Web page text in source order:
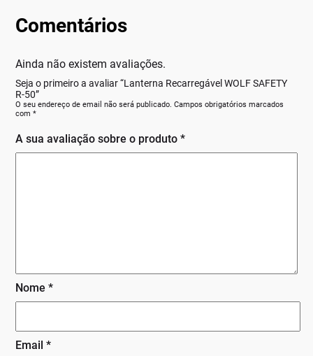
Comentários
Ainda não existem avaliações.
Seja o primeiro a avaliar “Lanterna Recarregável WOLF SAFETY
R-50”
O seu endereço de email não será publicado. Campos obrigatórios marcados
com*
A sua avaliação sobre o produto*
Nome*
Email*